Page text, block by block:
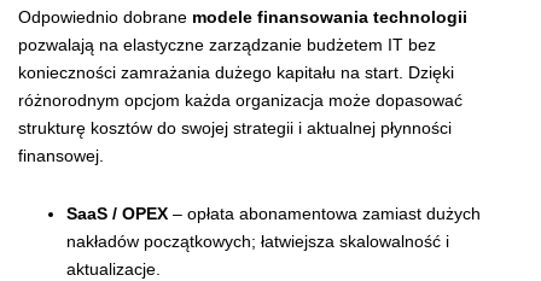
Odpowiednio dobrane modele finansowania technologii
pozwalają na elastyczne zarządzanie budżetem IT bez
konieczności zamrażania dużego kapitału na start. Dzięki
różnorodnym opcjom każda organizacja może dopasować
strukturę kosztów do swojej strategii i aktualnej płynności
finansowej.
SaaS / OPEX – opłata abonamentowa zamiast dużych
nakładów początkowych; łatwiejsza skalowalność i
aktualizacje.